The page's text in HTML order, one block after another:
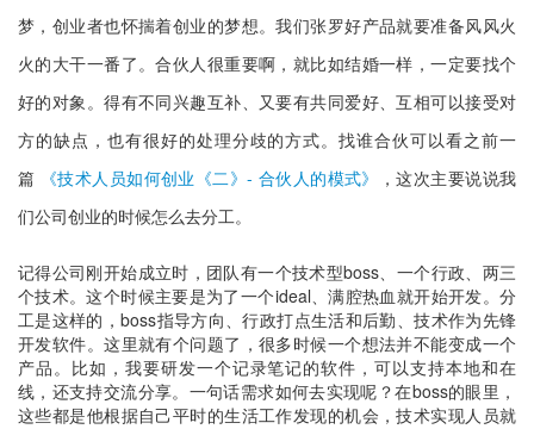
梦，创业者也怀揣着创业的梦想。我们张罗好产品就要准备风风火
火的大干一番了。合伙人很重要啊，就比如结婚一样，一定要找个
好的对象。得有不同兴趣互补、又要有共同爱好、互相可以接受对
方的缺点，也有很好的处理分歧的方式。找谁合伙可以看之前一
篇
《技术人员如何创业《二》- 合伙人的模式》
，这次主要说说我
们公司创业的时候怎么去分工。
记得公司刚开始成立时，团队有一个技术型boss、一个行政、两三
个技术。这个时候主要是为了一个ideal、满腔热血就开始开发。分
工是这样的，boss指导方向、行政打点生活和后勤、技术作为先锋
开发软件。这里就有个问题了，很多时候一个想法并不能变成一个
产品。比如，我要研发一个记录笔记的软件，可以支持本地和在
线，还支持交流分享。一句话需求如何去实现呢？在boss的眼里，
这些都是他根据自己平时的生活工作发现的机会，技术实现人员就